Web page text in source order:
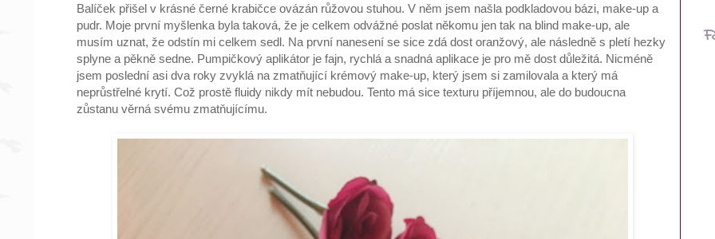
Balíček přišel v krásné černé krabičce ovázán růžovou stuhou. V něm jsem našla podkladovou bázi, make-up a
pudr. Moje první myšlenka byla taková, že je celkem odvážné poslat někomu jen tak na blind make-up, ale
musím uznat, že odstín mi celkem sedl. Na první nanesení se sice zdá dost oranžový, ale následně s pletí hezky
splyne a pěkně sedne. Pumpičkový aplikátor je fajn, rychlá a snadná aplikace je pro mě dost důležitá. Nicméně
jsem poslední asi dva roky zvyklá na zmatňující krémový make-up, který jsem si zamilovala a který má
neprůstřelné krytí. Což prostě fluidy nikdy mít nebudou. Tento má sice texturu příjemnou, ale do budoucna
zůstanu věrná svému zmatňujícímu.